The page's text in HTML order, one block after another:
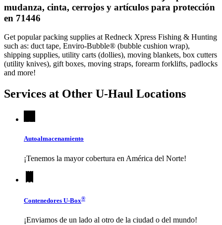
mudanza, cinta, cerrojos y artículos para protección
en 71446
Get popular packing supplies at Redneck Xpress Fishing & Hunting
such as: duct tape, Enviro-Bubble® (bubble cushion wrap),
shipping supplies, utility carts (dollies), moving blankets, box cutters
(utility knives), gift boxes, moving straps, forearm forklifts, padlocks
and more!
Services at Other U-Haul Locations
Autoalmacenamiento
¡Tenemos la mayor cobertura en América del Norte!
Contenedores U-Box®
¡Enviamos de un lado al otro de la ciudad o del mundo!